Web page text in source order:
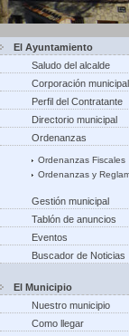
El Ayuntamiento
Saludo del alcalde
Corporación municipal
Perfil del Contratante
Directorio municipal
Ordenanzas
Ordenanzas Fiscales
Ordenanzas y
Gestión municipal
Tablón de anuncios
Eventos
Buscador de Noticias
El Municipio
Nuestro municipio
Como llegar